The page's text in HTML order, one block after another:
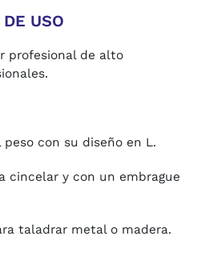
USO
profesional de alto
con su diseño en L.
cincelar y con un embrague
taladrar metal o madera.